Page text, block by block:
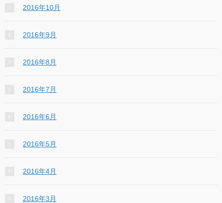
2016年10月
2016年9月
2016年8月
2016年7月
2016年6月
2016年5月
2016年4月
2016年3月